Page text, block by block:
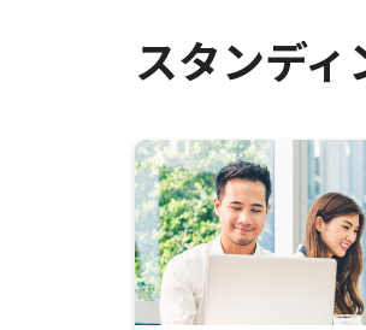
スタンデ